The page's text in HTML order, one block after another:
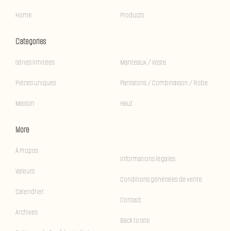
Home Products
Categories
Séries limitées
Pièces uniques
Maison
Manteaux / Veste
Pantalons / Combinaison / Robe
Haut
More
À Propos
Valeurs
Calendrier
Archives
Informations légales
Conditions générales de vente
Contact
Back to site